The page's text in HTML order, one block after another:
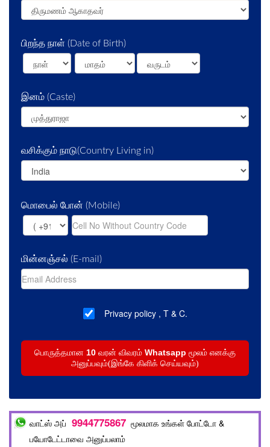
பிறந்த நாள் (Date of Birth)
இனம் (Caste)
வசிக்கும் நாடு(Country Living in)
மொபைல் போன் (Mobile)
மின்னஞ்சல் (E-mail)
Privacy policy , T & C.
பொருத்தமான 10 வரன் விவரம் Whatsapp மூலம் எனக்கு
அனுப்பவும்(இங்கே கிளிக் செய்யவும்)
வாட்ஸ் அப் 9944775867 மூலமாக உங்கள் போட்டோ &
பயோடேட்டாவை அனுப்பலாம்